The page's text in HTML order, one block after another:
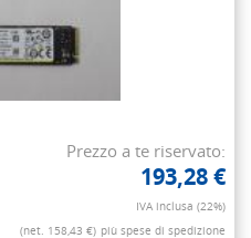
Prezzo a te riservato:
193,28 €
IVA inclusa (22%)
(net. 158,43 €) più spese di spedizione